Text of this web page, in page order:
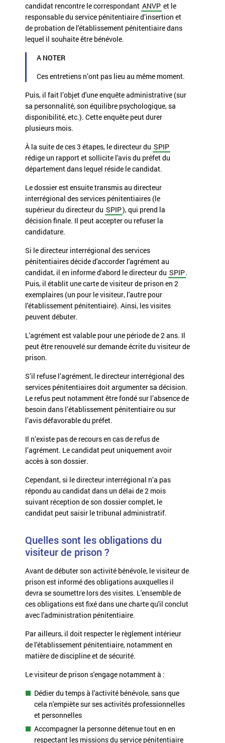
candidat rencontre le correspondant ANVP et le
responsable du service pénitentiaire d’insertion et
de probation de l'établissement pénitentiaire dans
lequel il souhaite être bénévole.
A NOTER
Ces entretiens n’ont pas lieu au même moment.
Puis, il fait l’objet d'une enquête administrative (sur
sa personnalité, son équilibre psychologique, sa
disponibilité, etc.). Cette enquête peut durer
plusieurs mois.
À la suite de ces 3 étapes, le directeur du SPIP
rédige un rapport et sollicite l'avis du préfet du
département dans lequel réside le candidat.
Le dossier est ensuite transmis au directeur
interrégional des services pénitentiaires (le
supérieur du directeur du SPIP), qui prend la
décision finale. Il peut accepter ou refuser la
candidature.
Si le directeur interrégional des services
pénitentiaires décide d'accorder l'agrément au
candidat, il en informe d'abord le directeur du SPIP.
Puis, il établit une carte de visiteur de prison en 2
exemplaires (un pour le visiteur, l'autre pour
l'établissement pénitentiaire). Ainsi, les visites
peuvent débuter.
L'agrément est valable pour une période de 2 ans. Il
peut être renouvelé sur demande écrite du visiteur de
prison.
S’il refuse l’agrément, le directeur interrégional des
services pénitentiaires doit argumenter sa décision.
Le refus peut notamment être fondé sur l’absence de
besoin dans l’établissement pénitentiaire ou sur
l’avis défavorable du préfet.
Il n’existe pas de recours en cas de refus de
l’agrément. Le candidat peut uniquement avoir
accès à son dossier.
Cependant, si le directeur interrégional n’a pas
répondu au candidat dans un délai de 2 mois
suivant réception de son dossier complet, le
candidat peut saisir le tribunal administratif.
Quelles sont les obligations du
visiteur de prison ?
Avant de débuter son activité bénévole, le visiteur de
prison est informé des obligations auxquelles il
devra se soumettre lors des visites. L'ensemble de
ces obligations est fixé dans une charte qu'il conclut
avec l'administration pénitentiaire.
Par ailleurs, il doit respecter le règlement intérieur
de l'établissement pénitentiaire, notamment en
matière de discipline et de sécurité.
Le visiteur de prison s'engage notamment à :
Dédier du temps à l'activité bénévole, sans que
cela n'empiète sur ses activités professionnelles
et personnelles
Accompagner la personne détenue tout en en
respectant les missions du service pénitentiaire